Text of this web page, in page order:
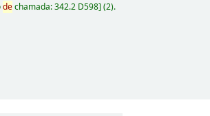
dechamada:342.2 D598](2).